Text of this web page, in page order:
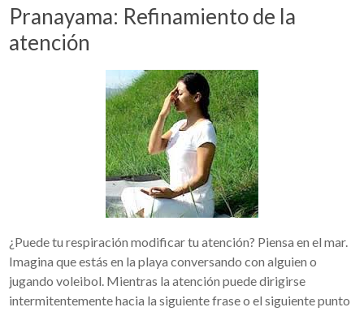
Pranayama: Refinamiento de la
atención
¿Puede tu respiración modificar tu atención? Piensa en el mar.
Imagina que estás en la playa conversando con alguien o
jugando voleibol. Mientras la atención puede dirigirse
intermitentemente hacia la siguiente frase o el siguiente punto